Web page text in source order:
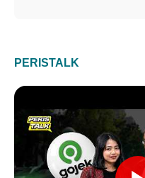
PERISTALK